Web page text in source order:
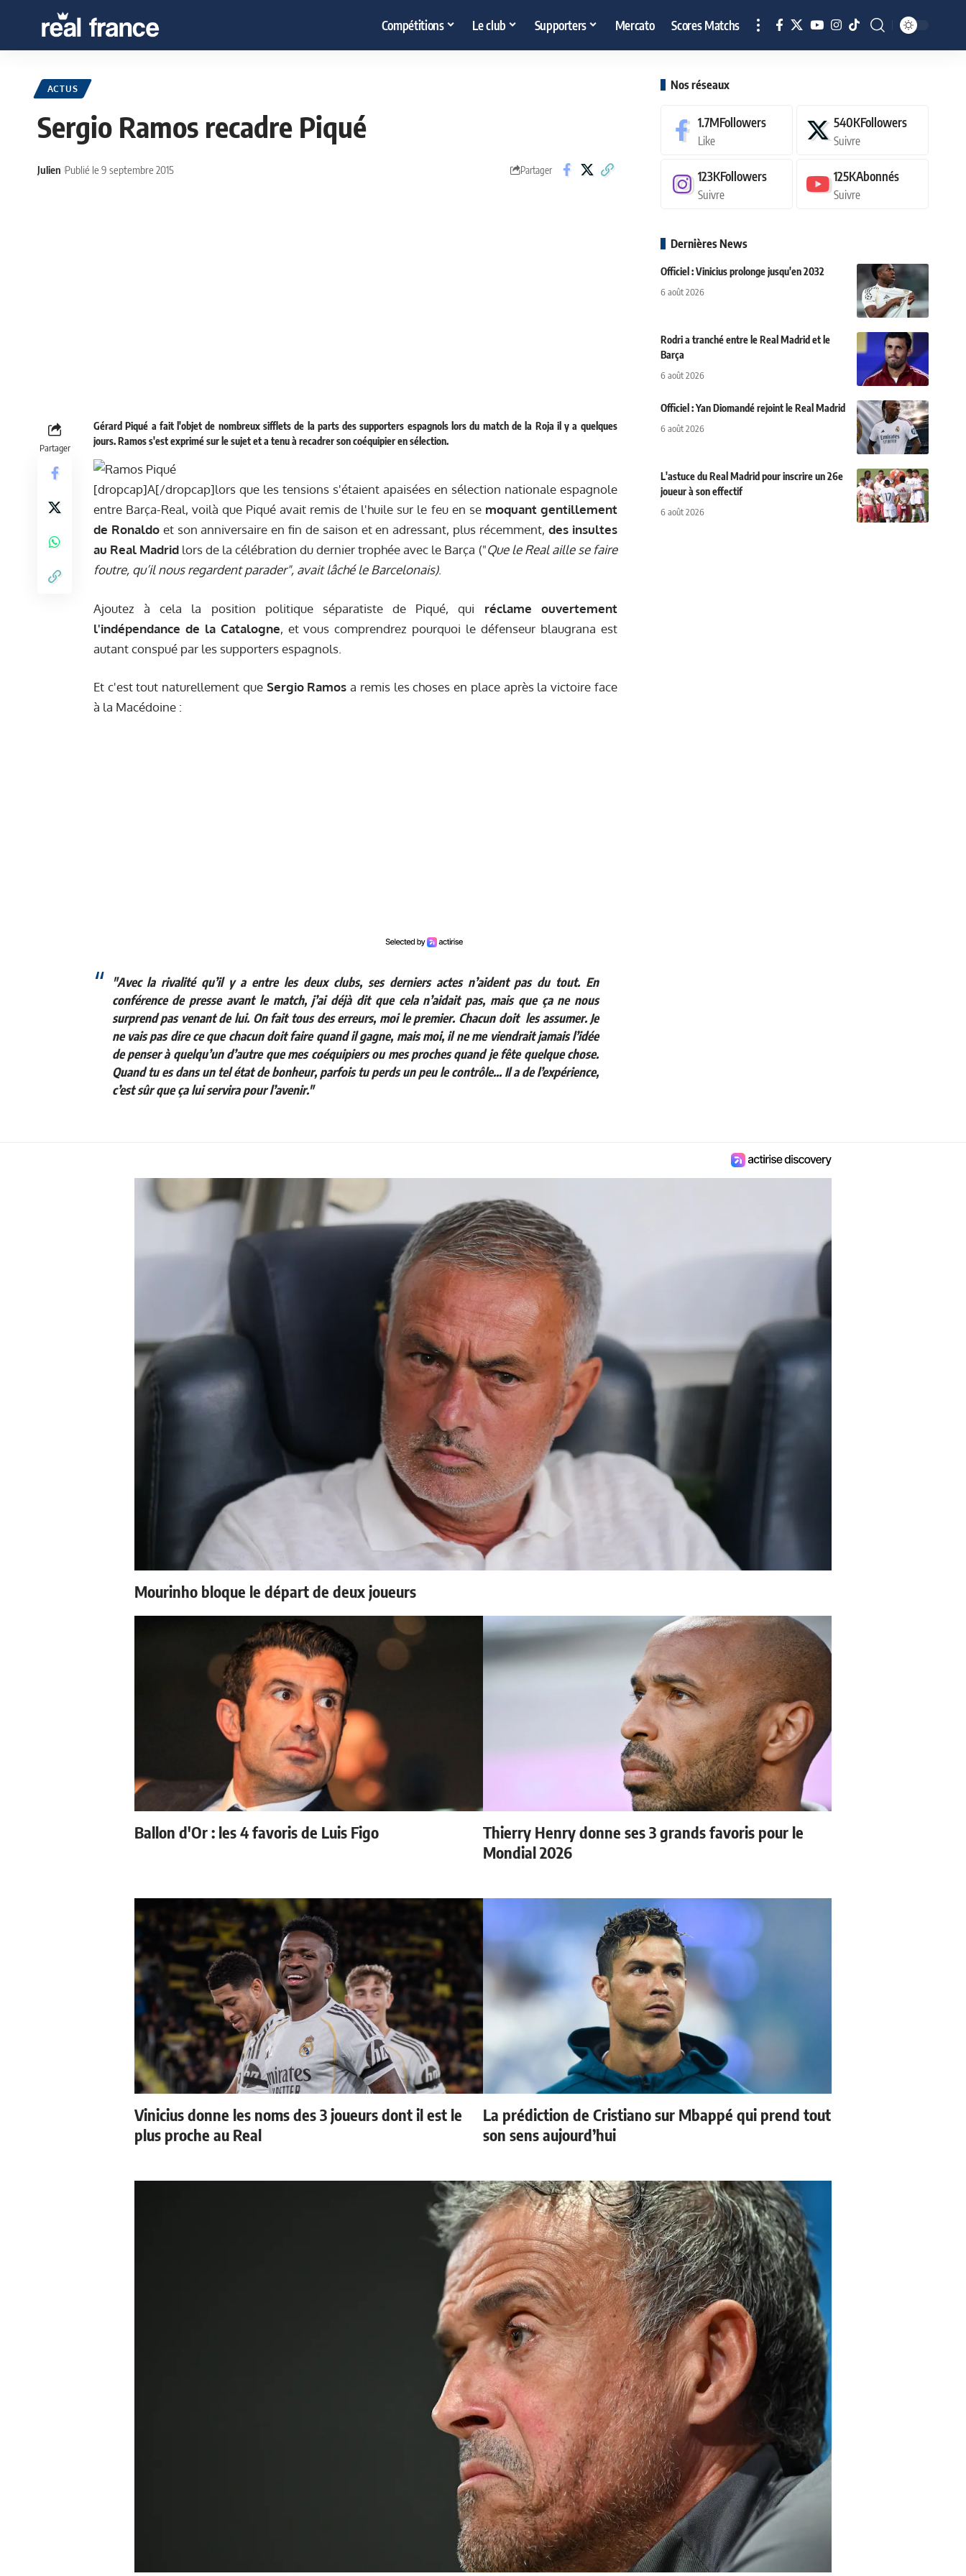
Compétitions Le club Supporters Mercato Scores Matchs
ACTUS
Sergio Ramos recadre Piqué
Julien Publié le 9 septembre 2015 Partager
Partager
Gérard Piqué a fait l'objet de nombreux sifflets de la parts des supporters espagnols lors du match de la Roja il y a quelques
jours. Ramos s'est exprimé sur le sujet et a tenu à recadrer son coéquipier en sélection.
[dropcap]A[/dropcap]lors que les tensions s'étaient apaisées en sélection nationale espagnole
entre Barça-Real, voilà que Piqué avait remis de l'huile sur le feu en se moquant gentillement
de Ronaldoet son anniversaire en fin de saison et en adressant, plus récemment, des insultes
au Real Madrid lors de la célébration du dernier trophée avec le Barça ("Que le Real aille se faire
foutre, qu’il nous regardent parader", avait lâché le Barcelonais).
Ajoutez à cela la position politique séparatiste de Piqué, qui réclame ouvertement
l'indépendance de la Catalogne, et vous comprendrez pourquoi le défenseur blaugrana est
autant conspué par les supporters espagnols.
Et c'est tout naturellement que Sergio Ramos a remis les choses en place après la victoire face
à la Macédoine :
"Avec la rivalité qu’il y a entre les deux clubs, ses derniers actes n’aident pas du tout. En
conférence de presse avant le match, j’ai déjà dit que cela n’aidait pas, mais que ça ne nous
surprend pas venant de lui. On fait tous des erreurs, moi le premier. Chacun doit les assumer. Je
ne vais pas dire ce que chacun doit faire quand il gagne, mais moi, il ne me viendrait jamais l’idée
de penser à quelqu’un d’autre que mes coéquipiers ou mes proches quand je fête quelque chose.
Quand tu es dans un tel état de bonheur, parfois tu perds un peu le contrôle... Il a de l’expérience,
c’est sûr que ça lui servira pour l’avenir."
Nos réseaux
1.7MFollowers
Like
540KFollowers
Suivre
123KFollowers
Suivre
125KAbonnés
Suivre
Dernières News
Officiel : Vinicius prolonge jusqu'en 2032
6 août 2026
Rodri a tranché entre le Real Madrid et le
Barça
6 août 2026
Officiel : Yan Diomandé rejoint le Real Madrid
6 août 2026
L'astuce du Real Madrid pour inscrire un 26e
joueur à son effectif
6 août 2026
Mourinho bloque le départ de deux joueurs
Ballon d'Or : les 4 favoris de Luis Figo
Thierry Henry donne ses 3 grands favoris pour le
Mondial 2026
Vinicius donne les noms des 3 joueurs dont il est le
plus proche au Real
La prédiction de Cristiano sur Mbappé qui prend tout
son sens aujourd’hui